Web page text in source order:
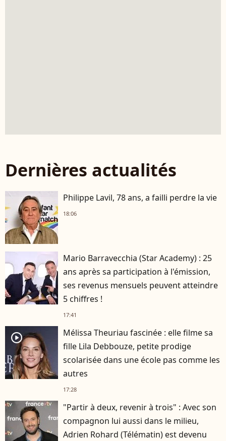
Dernières actualités
Philippe Lavil, 78 ans, a failli perdre la vie
18:06
Mario Barravecchia (Star Academy) : 25
ans après sa participation à l'émission,
ses revenus mensuels peuvent atteindre
5 chiffres !
17:41
player2
Mélissa Theuriau fascinée : elle filme sa
fille Lila Debbouze, petite prodige
scolarisée dans une école pas comme les
autres
17:28
"Partir à deux, revenir à trois" : Avec son
compagnon lui aussi dans le milieu,
Adrien Rohard (Télématin) est devenu